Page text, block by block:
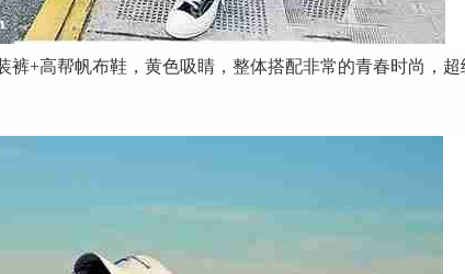
+高帮帆布鞋，黄色吸睛，整体搭配非常的青春时尚，超